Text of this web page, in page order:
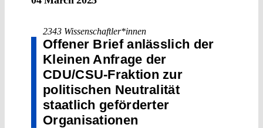
2343 Wissenschaftler*innen
Offener Brief anlässlich der
Kleinen Anfrage der
CDU/CSU-Fraktion zur
politischen Neutralität
staatlich geförderter
Organisationen